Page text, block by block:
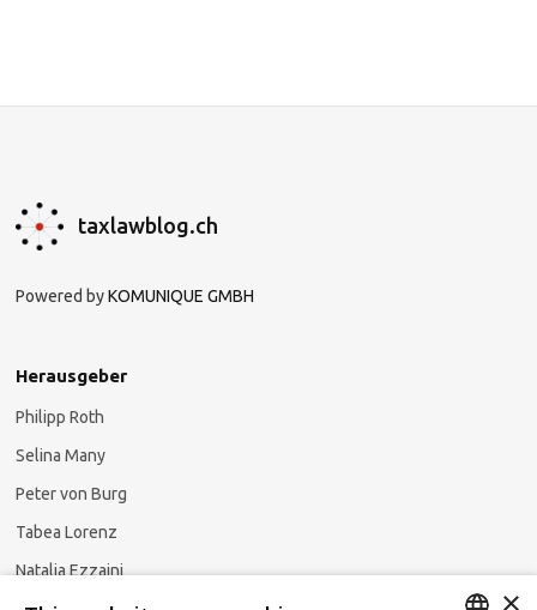
taxlawblog.ch
Powered byKOMUNIQUE GMBH
Herausgeber
Philipp Roth
Selina Many
Peter von Burg
Tabea Lorenz
Natalja Ezzaini
×